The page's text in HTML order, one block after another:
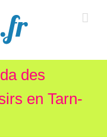
des
en Tarn-